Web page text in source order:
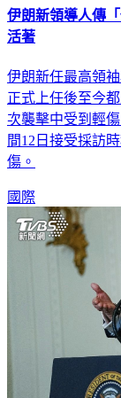
伊朗新領導人傳
活著
伊朗新任最高領
正式上任後至今
次襲擊中受到輕
間12日接受採訪
傷。
國際